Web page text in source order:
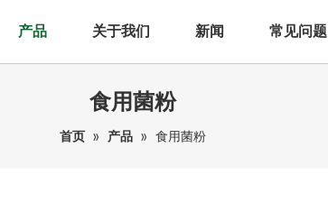
产品 关于我们 新闻 常见问题
食用菌粉
首页 » 产品 » 食用菌粉